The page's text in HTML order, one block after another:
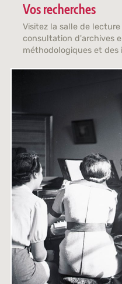
Vos recherches
Visitez la salle de
consultation d'archives
méthodologiques et